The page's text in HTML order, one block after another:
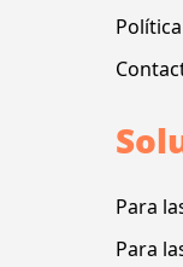
Para
Para